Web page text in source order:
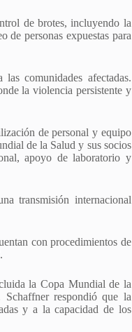
de brotes, incluyendo la
de personas expuestas para
comunidades afectadas.
la violencia persistente y
de personal y equipo
de la Salud y sus socios
apoyo de laboratorio y
transmisión internacional
con procedimientos de
la Copa Mundial de la
respondió que la
y a la capacidad de los